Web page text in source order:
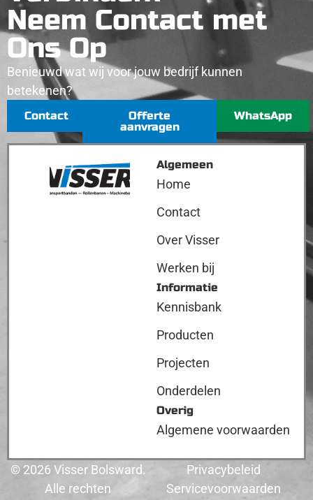
Neem Contact met
Ons Op
Benieuwd wat wij voor jouw bedrijf kunnen
betekenen?
Contact
Offerte
aanvragen
WhatsApp
Algemeen
Home
Contact
Over Visser
Werken bij
Informatie
Kennisbank
Producten
Projecten
Onderdelen
Overig
Algemene voorwaarden
© 2026 Visser Bolsward.
Alle rechten
Privacybeleid
Servicevoorwaarden